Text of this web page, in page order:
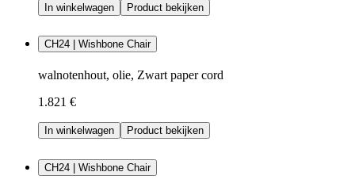
In winkelwagen Product bekijken
CH24 | Wishbone Chair
walnotenhout, olie, Zwart paper cord
1.821 €
In winkelwagen Product bekijken
CH24 | Wishbone Chair